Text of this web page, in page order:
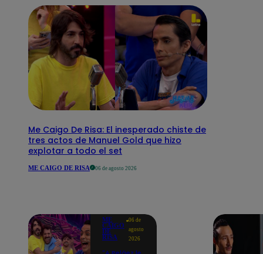
Me Caigo De Risa: El inesperado chiste de
tres actos de Manuel Gold que hizo
explotar a todo el set
ME CAIGO DE RISA 06 de agosto 2026
ME
CAIGO
DE
RISA
06 de
agosto
2026